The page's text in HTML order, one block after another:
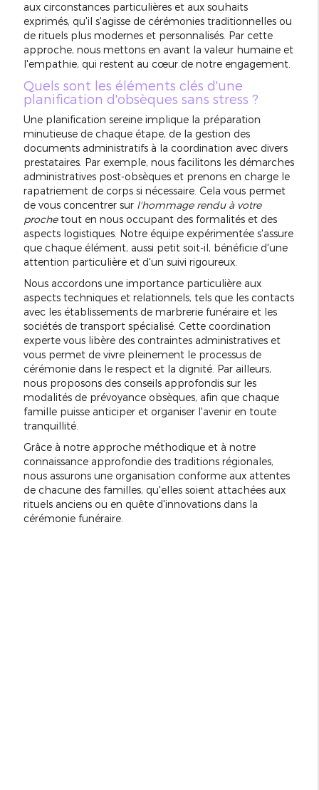
aux circonstances particulières et aux souhaits
exprimés, qu'il s'agisse de cérémonies traditionnelles ou
de rituels plus modernes et personnalisés. Par cette
approche, nous mettons en avant la valeur humaine et
l'empathie, qui restent au cœur de notre engagement.
Quels sont les éléments clés d'une
planification d'obsèques sans stress ?
Une planification sereine implique la préparation
minutieuse de chaque étape, de la gestion des
documents administratifs à la coordination avec divers
prestataires. Par exemple, nous facilitons les démarches
administratives post-obsèques et prenons en charge le
rapatriement de corps si nécessaire. Cela vous permet
de vous concentrer sur l'hommage rendu à votre
prochetout en nous occupant des formalités et des
aspects logistiques. Notre équipe expérimentée s'assure
que chaque élément, aussi petit soit-il, bénéficie d'une
attention particulière et d'un suivi rigoureux.
Nous accordons une importance particulière aux
aspects techniques et relationnels, tels que les contacts
avec les établissements de marbrerie funéraire et les
sociétés de transport spécialisé. Cette coordination
experte vous libère des contraintes administratives et
vous permet de vivre pleinement le processus de
cérémonie dans le respect et la dignité. Par ailleurs,
nous proposons des conseils approfondis sur les
modalités de prévoyance obsèques, afin que chaque
famille puisse anticiper et organiser l'avenir en toute
tranquillité.
Grâce à notre approche méthodique et à notre
connaissance approfondie des traditions régionales,
nous assurons une organisation conforme aux attentes
de chacune des familles, qu'elles soient attachées aux
rituels anciens ou en quête d'innovations dans la
cérémonie funéraire.